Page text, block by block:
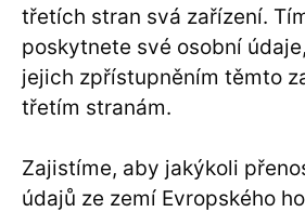
třetích stran svá zařízení.
poskytnete své osobní
jejich zpřístupněním těmto
třetím stranám.
Zajistíme, aby jakýkoli
údajů ze zemí Evropského